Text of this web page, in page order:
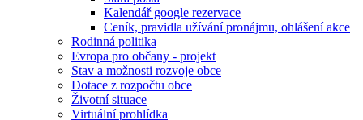
Kalendář google rezervace
Ceník, pravidla užívání pronájmu, ohlášení akce
Rodinná politika
Evropa pro občany - projekt
Stav a možnosti rozvoje obce
Dotace z rozpočtu obce
Životní situace
Virtuální prohlídka